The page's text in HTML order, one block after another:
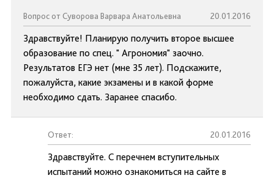
Вопрос от Суворова Варвара Анатольевна 20.01.2016
Здравствуйте! Планирую получить второе высшее
образование по спец. " Агрономия" заочно.
Результатов ЕГЭ нет (мне 35 лет). Подскажите,
пожалуйста, какие экзамены и в какой форме
необходимо сдать. Заранее спасибо.
Ответ: 20.01.2016
Здравствуйте. С перечнем вступительных
испытаний можно ознакомиться на сайте в